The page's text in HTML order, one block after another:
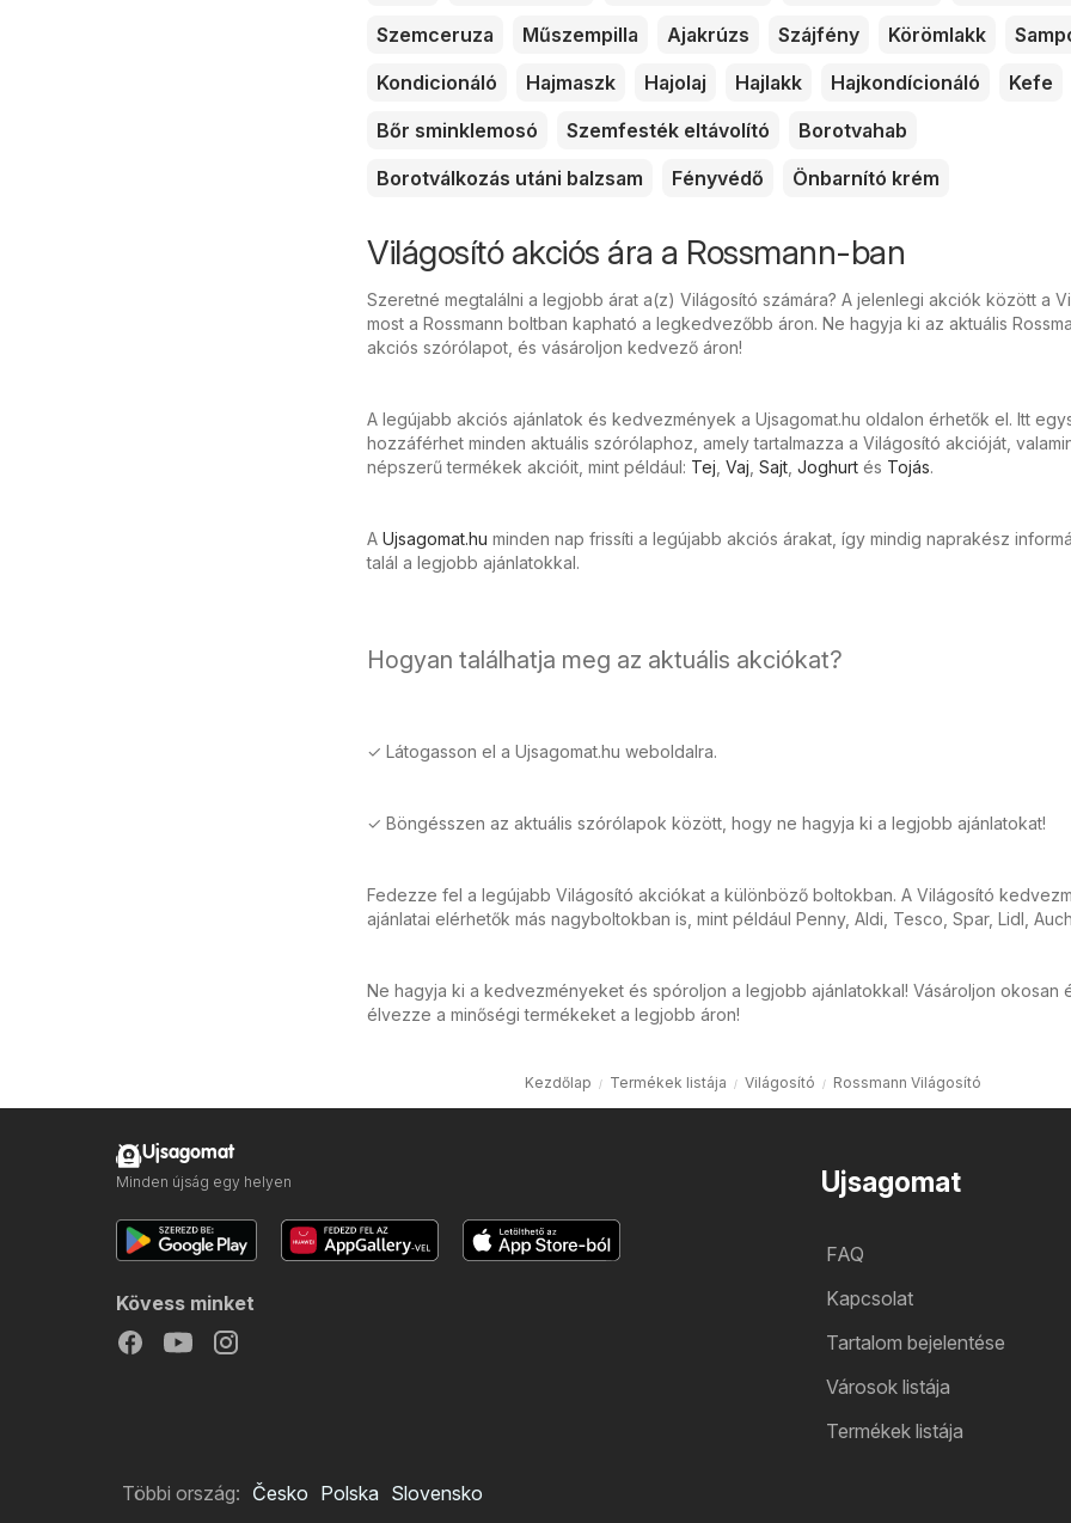
Szemceruza
Műszempilla Ajakrúzs Szájfény Körömlakk
Kondicionáló
Hajmaszk Hajolaj Hajlakk Hajkondícionáló
Kefe
Bőr sminklemosó
Szemfesték eltávolító
Borotvahab
Borotválkozás utáni balzsam
Fényvédő Önbarnító krém
Világosító akciós ára a Rossmann-ban
Szeretné megtalálni a legjobb árat a(z) Világosító számára? A jelenlegi akciók között a
most a Rossmann boltban kapható a legkedvezőbb áron. Ne hagyja ki az aktuális
akciós szórólapot, és vásároljon kedvező áron!
A legújabb akciós ajánlatok és kedvezmények a Ujsagomat.hu oldalon érhetők el. Itt
hozzáférhet minden aktuális szórólaphoz, amely tartalmazza a Világosító akcióját,
népszerű termékek akcióit, mint például: Tej Vaj Sajt Joghurt és Tojás.
A Ujsagomat.hu minden nap frissíti a legújabb akciós árakat, így mindig naprakész
talál a legjobb ajánlatokkal.
Hogyan találhatja meg az aktuális akciókat?
✓ Látogasson el a Ujsagomat.hu weboldalra.
✓ Böngésszen az aktuális szórólapok között, hogy ne hagyja ki a legjobb ajánlatokat!
Fedezze fel a legújabb Világosító akciókat a különböző boltokban. A Világosító
ajánlatai elérhetők más nagyboltokban is, mint például Penny, Aldi, Tesco, Spar, Lidl,
Ne hagyja ki a kedvezményeket és spóroljon a legjobb ajánlatokkal! Vásároljon okosan
élvezze a minőségi termékeket a legjobb áron!
Kezdőlap Termékek listája Világosító Rossmann Világosító
Ujsagomat
FAQ
Kapcsolat
Tartalom bejelentése
Városok listája
Termékek listája
Ujsagomat
Minden újság egy helyen
Kövess minket
Többi ország: Česko Polska Slovensko